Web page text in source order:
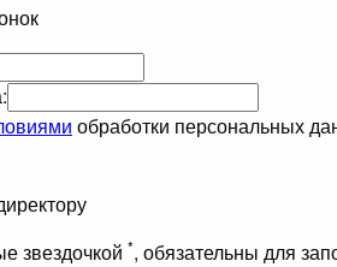
обработки персональных
звездочкой *, обязательны для